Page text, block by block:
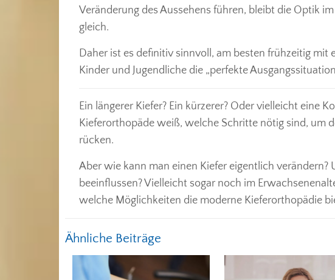
Veränderung des Aussehens führen, bleibt die Optik
gleich.
Daher ist es definitiv sinnvoll, am besten frühzeitig mit
Kinder und Jugendliche die „perfekte
Ein längerer Kiefer? Ein kürzerer? Oder vielleicht eine
Kieferorthopäde weiß, welche Schritte nötig sind, um
rücken.
Aber wie kann man einen Kiefer eigentlich verändern?
beeinflussen? Vielleicht sogar noch im
welche Möglichkeiten die moderne Kieferorthopädie
Ähnliche Beiträge